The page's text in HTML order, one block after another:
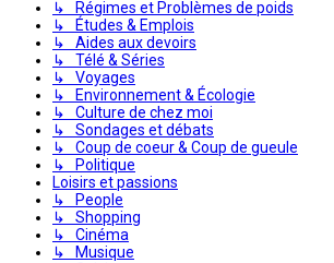
↳ Régimes et Problèmes de poids
↳ Études & Emplois
↳ Aides aux devoirs
↳ Télé & Séries
↳ Voyages
↳ Environnement & Écologie
↳ Culture de chez moi
↳ Sondages et débats
↳ Coup de coeur & Coup de gueule
↳ Politique
Loisirs et passions
↳ People
↳ Shopping
↳ Cinéma
↳ Musique